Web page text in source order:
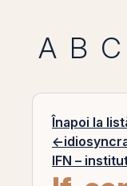
A B C
Înapoi la
←
IFN –